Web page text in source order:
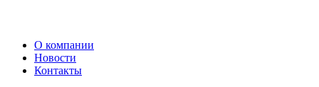
О компании
Новости
Контакты